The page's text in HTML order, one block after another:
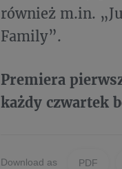
również m.in.
Family”.
Premiera
każdy czwartek
Download as PDF